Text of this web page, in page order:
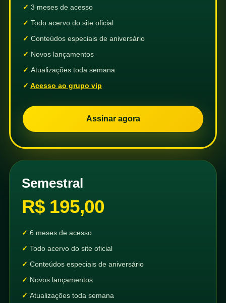
3 meses de acesso
Todo acervo do site oficial
Conteúdos especiais de aniversário
Novos lançamentos
Atualizações toda semana
Acesso ao grupo vip
Assinar agora
Semestral
R$ 195,00
6 meses de acesso
Todo acervo do site oficial
Conteúdos especiais de aniversário
Novos lançamentos
Atualizações toda semana